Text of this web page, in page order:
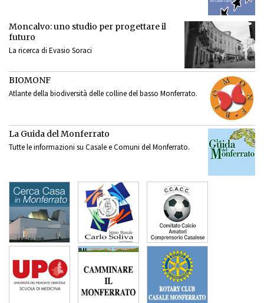
Moncalvo: uno studio per progettare il
futuro
La ricerca di Evasio Soraci
BIOMONF
Atlante della biodiversità delle colline del basso Monferrato.
La Guida del Monferrato
Tutte le informazioni su Casale e Comuni del Monferrato.